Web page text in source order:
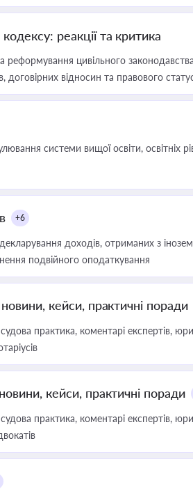
реакції та критика
цивільного
відносин та правового
системи вищої освіти, освітніх
+6
доходів, отриманих з
подвійного оподаткування
кейси, практичні поради
практика, коментарі експертів,
кейси, практичні поради
практика, коментарі експертів,